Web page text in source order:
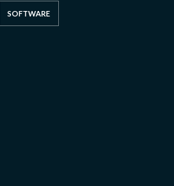
SOFTWARE